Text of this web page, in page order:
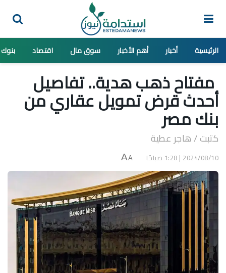
الرئيسية أخبار أهم الأخبار سوق مال اقتصاد بنوك
مفتاح ذهب هدية.. تفاصيل
أحدث قرض تمويل عقاري من
بنك مصر
كتبت / هاجر عطية
2024/08/10 | 1:28 صباحًا A
A